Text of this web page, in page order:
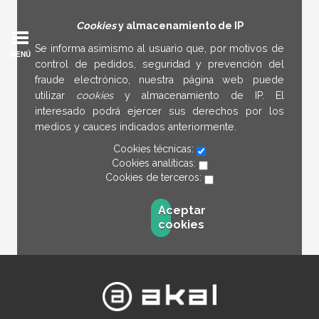
Cookiesy almacenamiento de IP
Se informa asimismo al usuario que, por motivos de
control de pedidos, seguridad y prevención del
fraude electrónico, nuestra página web puede
utilizar cookies y almacenamiento de IP. El
interesado podrá ejercer sus derechos por los
medios y cauces indicados anteriormente.
Cookies técnicas:
Cookies analíticas:
Cookies de terceros:
Aceptar
cookies
MENÚ